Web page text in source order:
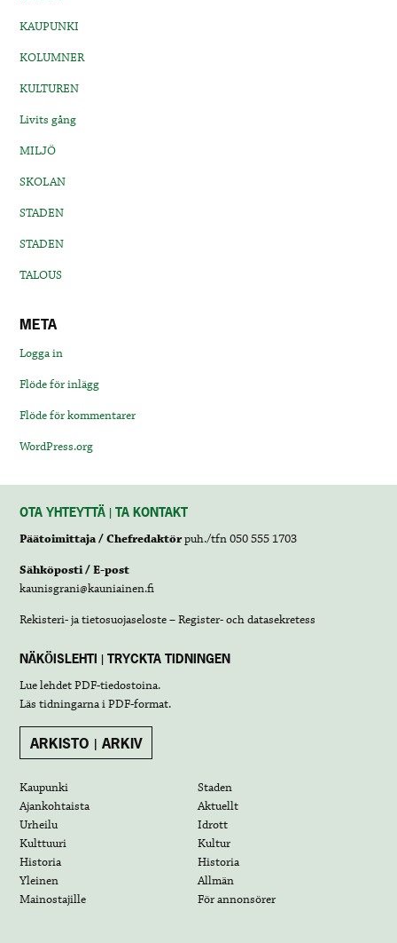
KAUPUNKI
KOLUMNER
KULTUREN
Livits gång
MILJÖ
SKOLAN
STADEN
STADEN
TALOUS
META
Logga in
Flöde för inlägg
Flöde för kommentarer
WordPress.org
OTA YHTEYTTÄ | TA KONTAKT
Päätoimittaja / Chefredaktörpuh./tfn 050 555 1703
Sähköposti / E-post
kaunisgrani@kauniainen.fi
Rekisteri- ja tietosuojaseloste – Register- och datasekretess
NÄKÖISLEHTI | TRYCKTA TIDNINGEN
Lue lehdetPDF-tiedostoina.
Läs tidningarna iPDF-format.
ARKISTO | ARKIV
Kaupunki
Staden
Ajankohtaista
Aktuellt
Urheilu
Idrott
Kulttuuri
Kultur
Historia
Historia
Yleinen
Allmän
Mainostajille
För annonsörer